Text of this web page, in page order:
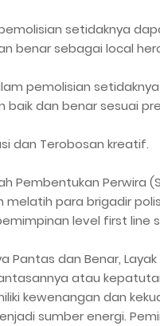
setidaknya
benar sebagai local
pemolisian
baik dan benar sesuai
dan Terobosan kreatif.
Pembentukan Perwira
melatih para brigadir
level first line
Pantas dan Benar,
atau
kewenangan dan
sumber energi.